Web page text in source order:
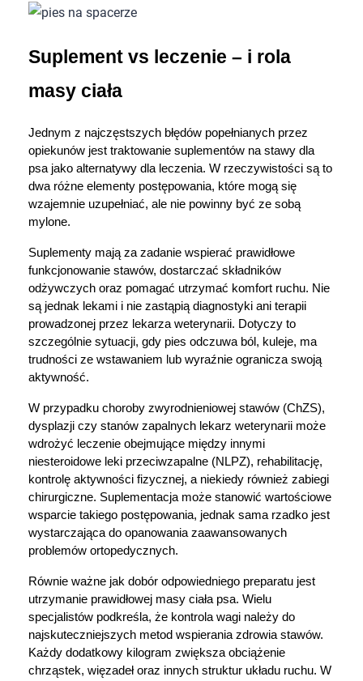
Suplement vs leczenie – i rola
masy ciała
Jednym z najczęstszych błędów popełnianych przez
opiekunów jest traktowanie suplementów na stawy dla
psa jako alternatywy dla leczenia. W rzeczywistości są to
dwa różne elementy postępowania, które mogą się
wzajemnie uzupełniać, ale nie powinny być ze sobą
mylone.
Suplementy mają za zadanie wspierać prawidłowe
funkcjonowanie stawów, dostarczać składników
odżywczych oraz pomagać utrzymać komfort ruchu. Nie
są jednak lekami i nie zastąpią diagnostyki ani terapii
prowadzonej przez lekarza weterynarii. Dotyczy to
szczególnie sytuacji, gdy pies odczuwa ból, kuleje, ma
trudności ze wstawaniem lub wyraźnie ogranicza swoją
aktywność.
W przypadku choroby zwyrodnieniowej stawów (ChZS),
dysplazji czy stanów zapalnych lekarz weterynarii może
wdrożyć leczenie obejmujące między innymi
niesteroidowe leki przeciwzapalne (NLPZ), rehabilitację,
kontrolę aktywności fizycznej, a niekiedy również zabiegi
chirurgiczne. Suplementacja może stanowić wartościowe
wsparcie takiego postępowania, jednak sama rzadko jest
wystarczająca do opanowania zaawansowanych
problemów ortopedycznych.
Równie ważne jak dobór odpowiedniego preparatu jest
utrzymanie prawidłowej masy ciała psa. Wielu
specjalistów podkreśla, że kontrola wagi należy do
najskuteczniejszych metod wspierania zdrowia stawów.
Każdy dodatkowy kilogram zwiększa obciążenie
chrząstek, więzadeł oraz innych struktur układu ruchu. W